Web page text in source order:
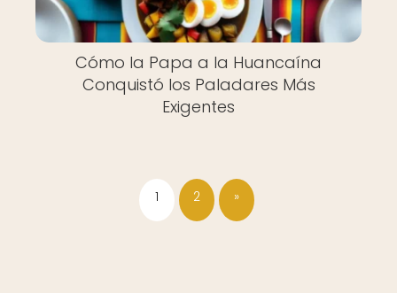
Cómo la Papa a la Huancaína
Conquistó los Paladares Más
Exigentes
1 2 »